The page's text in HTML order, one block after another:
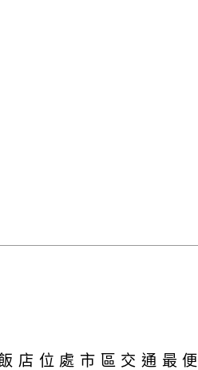
店位處市區交通最